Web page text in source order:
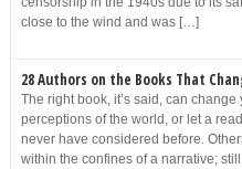
close to the wind and was […]
28 Authors on the Books That
The right book, it’s said, can
perceptions of the world, or let a
never have considered before.
within the confines of a narrative;